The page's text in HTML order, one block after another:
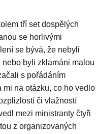
tří set dospělých
se horlivými
se bývá, že nebyli
byli zklamáni malou
s pořádáním
mi na otázku, co ho vedlo
či vlažností
mezi ministranty čtyři
z organizovaných